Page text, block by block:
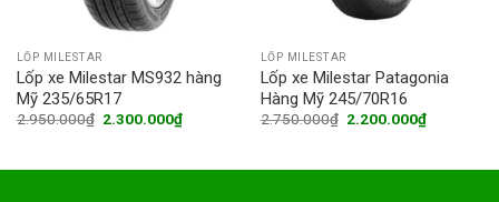
LỐP MILESTAR
Lốp xe Milestar MS932 hàng
Mỹ 235/65R17
2.950.000₫ Original
2.300.000₫Current
price
LỐP MILESTAR
Lốp xe Milestar Patagonia
Hàng Mỹ 245/70R16
2.750.000₫ Original
2.200.000₫Current
price